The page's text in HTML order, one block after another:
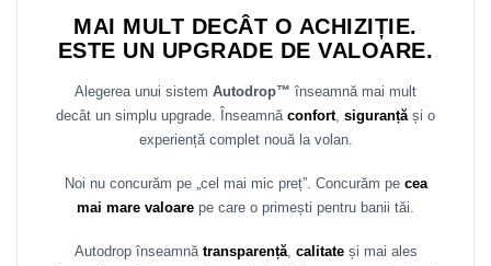
MAI MULT DECÂT O ACHIZIȚIE.
ESTE UN UPGRADE DE VALOARE.
Alegerea unui sistem Autodrop™ înseamnă mai mult
decât un simplu upgrade. Înseamnă confort, siguranțăși o
experiență complet nouă la volan.
Noi nu concurăm pe „cel mai mic preț”. Concurăm pe cea
mai mare valoare pe care o primești pentru banii tăi.
Autodrop înseamnă transparență, calitateși mai ales